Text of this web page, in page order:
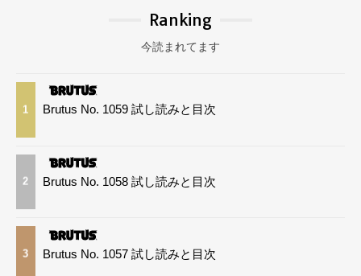
Ranking
今読まれてます
1 Brutus No. 1059 試し読みと目次
2 Brutus No. 1058 試し読みと目次
3 Brutus No. 1057 試し読みと目次